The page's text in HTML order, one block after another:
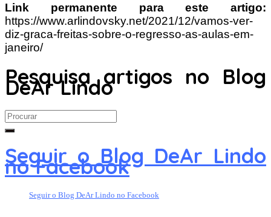
Link permanente para este artigo:
https://www.arlindovsky.net/2021/12/vamos-ver-
diz-graca-freitas-sobre-o-regresso-as-aulas-em-
janeiro/
Pesquisa artigos no Blog
DeAr Lindo
Search
for:
Seguir o Blog DeAr Lindo
no Facebook
Seguir o Blog DeAr Lindo no Facebook